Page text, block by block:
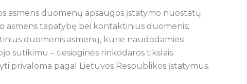
asmens duomenų apsaugos įstatymo nuostatų.
asmens tapatybę bei kontaktinius duomenis;
duomenis asmenų, kurie naudodamiesi
sutikimu – tiesioginės rinkodaros tikslais.
privaloma pagal Lietuvos Respublikos įstatymus.